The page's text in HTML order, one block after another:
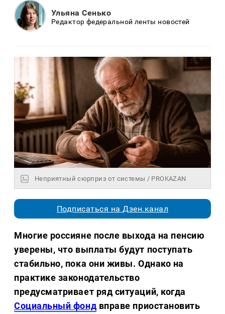
Ульяна Сенько
Редактор федеральной ленты новостей
Неприятный сюрприз от системы / PROKAZAN
Подписаться на Дзен.канал
Многие россияне после выхода на пенсию
уверены, что выплаты будут поступать
стабильно, пока они живы. Однако на
практике законодательство
предусматривает ряд ситуаций, когда
Социальный фонд вправе приостановить